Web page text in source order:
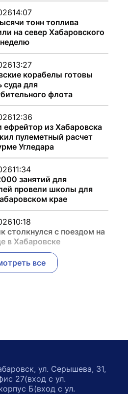
14:07
тонн топлива
на север Хабаровского
13:27
корабелы готовы
суда для
флота
12:36
ефрейтор из Хабаровска
пулеметный расчет
Угледара
11:34
занятий для
провели школы для
крае
10:18
столкнулся с поездом на
в Хабаровске
все
ул. Серышева, 31,
27(вход с ул.
Б(вход с ул.